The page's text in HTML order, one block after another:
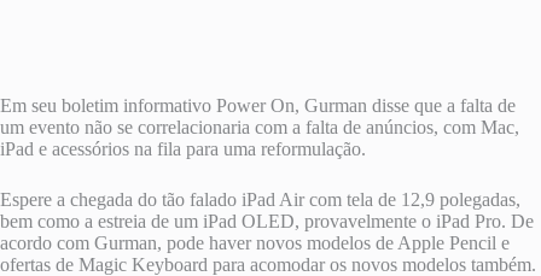
Em seu boletim informativo Power On, Gurman disse que a falta de
um evento não se correlacionaria com a falta de anúncios, com Mac,
iPad e acessórios na fila para uma reformulação.
Espere a chegada do tão falado iPad Air com tela de 12,9 polegadas,
bem como a estreia de um iPad OLED, provavelmente o iPad Pro. De
acordo com Gurman, pode haver novos modelos de Apple Pencil e
ofertas de Magic Keyboard para acomodar os novos modelos também.